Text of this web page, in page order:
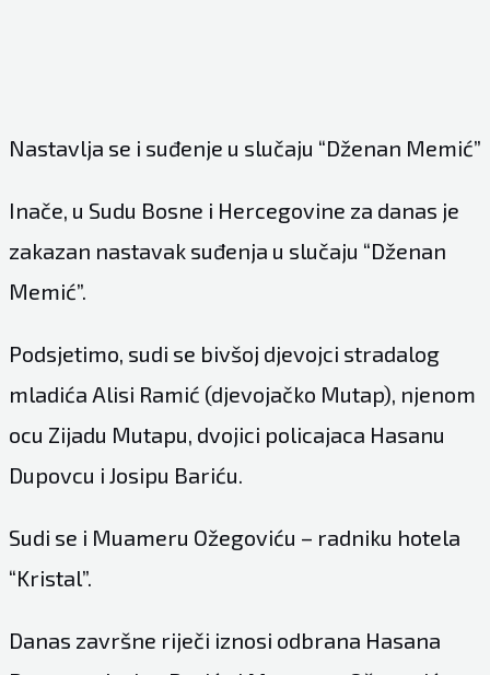
Nastavlja se i suđenje u slučaju “Dženan Memić”
Inače, u Sudu Bosne i Hercegovine za danas je
zakazan nastavak suđenja u slučaju “Dženan
Memić”.
Podsjetimo, sudi se bivšoj djevojci stradalog
mladića Alisi Ramić (djevojačko Mutap), njenom
ocu Zijadu Mutapu, dvojici policajaca Hasanu
Dupovcu i Josipu Bariću.
Sudi se i Muameru Ožegoviću – radniku hotela
“Kristal”.
Danas završne riječi iznosi odbrana Hasana